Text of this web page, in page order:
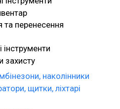
та перенесення
захисту
наколінники
щитки, ліхтарі